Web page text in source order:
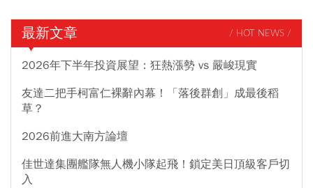
最新文章 / HOT NEWS /
2026年下半年投資展望：狂熱漲勢 vs 嚴峻現實
友達二把手柯富仁裸辭內幕！「落後群創」成最後稻
草？
2026前進大南方論壇
佳世達集團艦隊無人機小隊起飛！鎖定美日頂級客戶切
入